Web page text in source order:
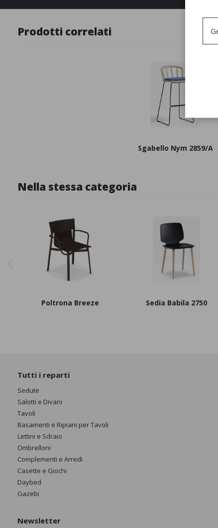
Prodotti correlati
Sgabello Nym 2859/A
Nella stessa categoria
Poltrona Breeze Sedia Babila 2750
Tutti i reparti
Sedute
Salotti e Divani
Tavoli
Basamenti e Ripiani per Tavoli
Lettini e Sdraio
Ombrelloni
Complementi e Arredi
Casette e Giochi
Daybed
Gazebi
Newsletter